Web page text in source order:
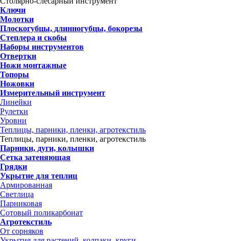
Ключи
Молотки
Плоскогубцы, длинногубцы, бокорезы
Степлера и скобы
Наборы инструментов
Отвертки
Ножи монтажные
Топоры
Ножовки
Измерительный инструмент
Линейки
Рулетки
Уровни
Теплицы, парники, пленки, агротекстиль
Теплицы, парники, пленки, агротекстиль
Парники, дуги, колышки
Сетка затеняющая
Грядки
Укрытие для теплиц
Армированная
Светлица
Парниковая
Сотовый поликарбонат
Агротекстиль
От сорняков